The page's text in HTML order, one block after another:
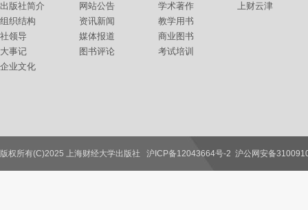
出版社简介
组织结构
社领导
大事记
企业文化
网站公告
资讯新闻
媒体报道
图书评论
学术著作
教学用书
商业图书
考试培训
上财云津
联系我们
版权所有(C)2025 上海财经大学出版社 沪ICP备12043664号-2 沪公网安备